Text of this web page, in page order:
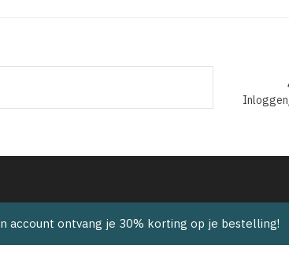
account ontvang je 30% korting op je bestelling!